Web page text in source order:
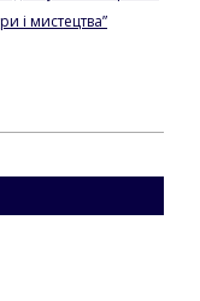
і мистецтва”